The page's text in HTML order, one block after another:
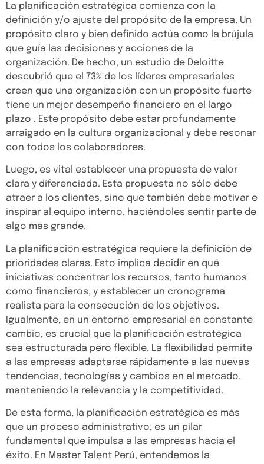
Inicio
Nosotros
Soluciones
Casos de éxito
Blog
La planificación estratégica comienza con la
definición y/o ajuste del propósito de la empresa. Un
propósito claro y bien definido actúa como la brújula
que guía las decisiones y acciones de la
organización. De hecho, un estudio de Deloitte
descubrió que el 73% de los líderes empresariales
creen que una organización con un propósito fuerte
tiene un mejor desempeño financiero en el largo
plazo . Este propósito debe estar profundamente
arraigado en la cultura organizacional y debe resonar
con todos los colaboradores.
Luego, es vital establecer una propuesta de valor
clara y diferenciada. Esta propuesta no sólo debe
atraer a los clientes, sino que también debe motivar e
inspirar al equipo interno, haciéndoles sentir parte de
algo más grande.
La planificación estratégica requiere la definición de
prioridades claras. Esto implica decidir en qué
iniciativas concentrar los recursos, tanto humanos
como financieros, y establecer un cronograma
realista para la consecución de los objetivos.
Igualmente, en un entorno empresarial en constante
cambio, es crucial que la planificación estratégica
sea estructurada pero flexible. La flexibilidad permite
a las empresas adaptarse rápidamente a las nuevas
tendencias, tecnologías y cambios en el mercado,
manteniendo la relevancia y la competitividad.
De esta forma, la planificación estratégica es más
que un proceso administrativo; es un pilar
fundamental que impulsa a las empresas hacia el
éxito. En Master Talent Perú, entendemos la